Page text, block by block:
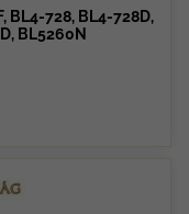
BL4-728, BL4-728D,
BL5260N